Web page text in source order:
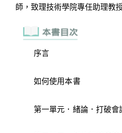
序言
如何使用本書
第一單元．緒論．打破會